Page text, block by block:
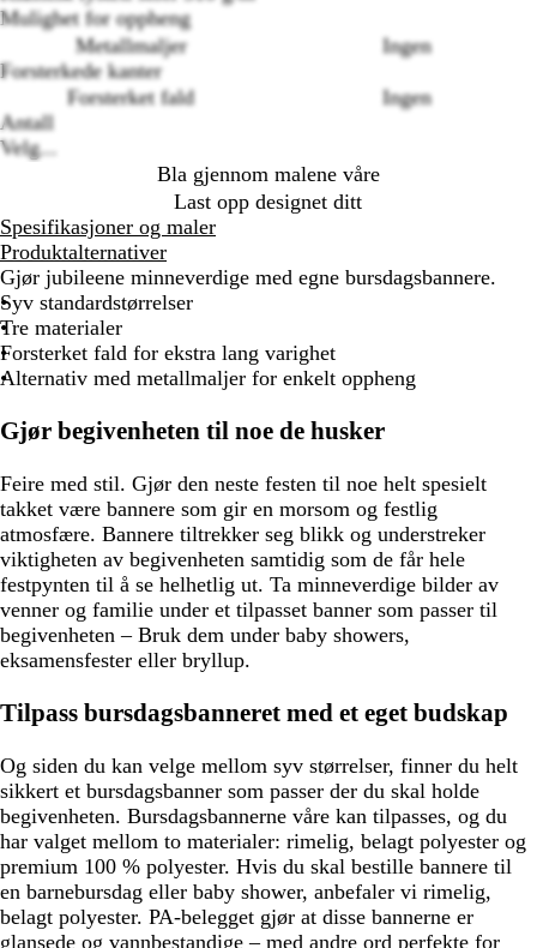
Mulighet for oppheng
Metallmaljer
Ingen
Forsterkede kanter
Forsterket fald
Ingen
Antall
Velg...
Bla gjennom malene våre
Last opp designet ditt
Spesifikasjoner og maler
Produktalternativer
Gjør jubileene minneverdige med egne bursdagsbannere.
Syv standardstørrelser
Tre materialer
Forsterket fald for ekstra lang varighet
Alternativ med metallmaljer for enkelt oppheng
Gjør begivenheten til noe de husker
Feire med stil. Gjør den neste festen til noe helt spesielt
takket være bannere som gir en morsom og festlig
atmosfære. Bannere tiltrekker seg blikk og understreker
viktigheten av begivenheten samtidig som de får hele
festpynten til å se helhetlig ut. Ta minneverdige bilder av
venner og familie under et tilpasset banner som passer til
begivenheten – Bruk dem under baby showers,
eksamensfester eller bryllup.
Tilpass bursdagsbanneret med et eget budskap
Og siden du kan velge mellom syv størrelser, finner du helt
sikkert et bursdagsbanner som passer der du skal holde
begivenheten. Bursdagsbannerne våre kan tilpasses, og du
har valget mellom to materialer: rimelig, belagt polyester og
premium 100 % polyester. Hvis du skal bestille bannere til
en barnebursdag eller baby shower, anbefaler vi rimelig,
belagt polyester. PA-belegget gjør at disse bannerne er
glansede og vannbestandige – med andre ord perfekte for